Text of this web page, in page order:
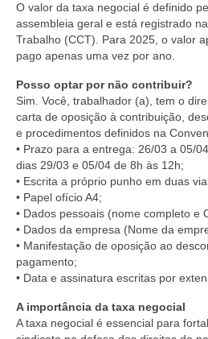
O valor da taxa negocial é definido
assembleia geral e está registrado
Trabalho (CCT). Para 2025, o valor
pago apenas uma vez por ano.
Posso optar por não contribuir?
Sim. Você, trabalhador (a), tem o
carta de oposição à contribuição,
e procedimentos definidos na
• Prazo para a entrega: 26/03 a 05/
dias 29/03 e 05/04 de 8h às 12h;
• Escrita a próprio punho em duas
• Papel ofício A4;
• Dados pessoais (nome completo e
• Dados da empresa (Nome da
• Manifestação de oposição ao
pagamento;
• Data e assinatura escritas por
A importância da taxa negocial
A taxa negocial é essencial para